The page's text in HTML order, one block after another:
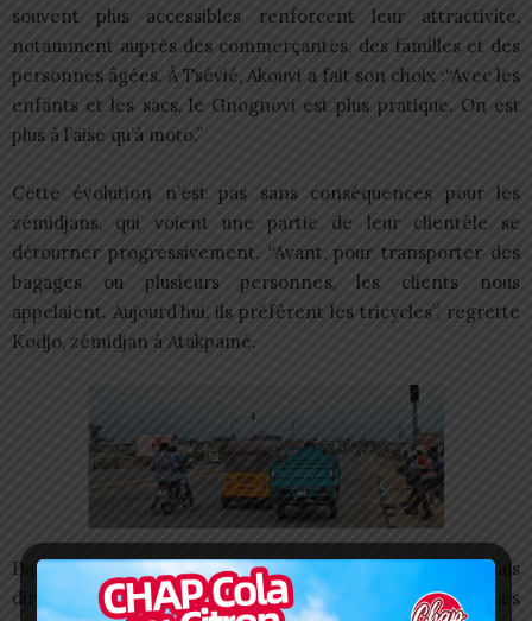
souvent plus accessibles renforcent leur attractivité,
notamment auprès des commerçantes, des familles et des
personnes âgées. À Tsévié, Akouvi a fait son choix :“Avec les
enfants et les sacs, le Gnognovi est plus pratique. On est
plus à l’aise qu’à moto.”
Cette évolution n’est pas sans conséquences pour les
zémidjans, qui voient une partie de leur clientèle se
détourner progressivement. “Avant, pour transporter des
bagages ou plusieurs personnes, les clients nous
appelaient. Aujourd’hui, ils préfèrent les tricycles”, regrette
Kodjo, zémidjan à Atakpamé.
Dans plusieurs quartiers, la concurrence est désormais
directe, notamment sur les trajets courts et moyens. Les